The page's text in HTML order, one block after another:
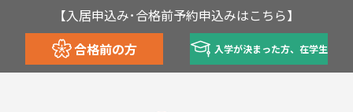
【入居申込み･合格前予約申込みはこちら】
合格前の方
入学が決まった方、在学生